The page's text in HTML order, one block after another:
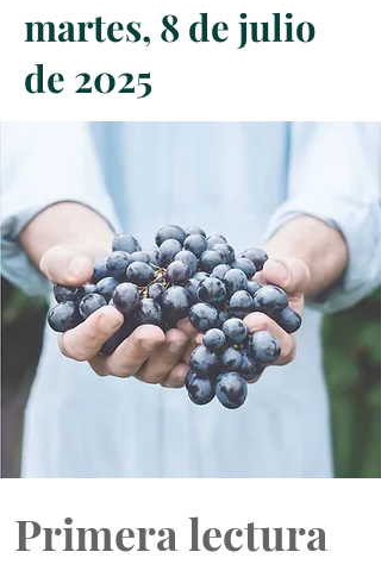
martes, 8 de julio
de 2025
Primera lectura